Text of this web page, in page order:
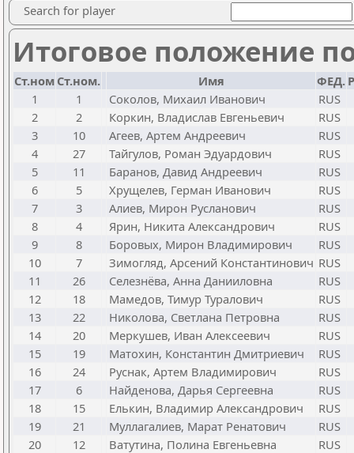
Search for player
Итоговое положение
Ст.ном Ст.ном. Имя ФЕД.
1
1 Соколов, Михаил Иванович RUS
2
2 Коркин, Владислав Евгеньевич RUS
3
10 Агеев, Артем Андреевич RUS
4
27 Тайгулов, Роман Эдуардович RUS
5
11 Баранов, Давид Андреевич RUS
6
5 Хрущелев, Герман Иванович RUS
7
3 Алиев, Мирон Русланович RUS
8
4 Ярин, Никита Александрович RUS
9
8 Боровых, Мирон Владимирович RUS
10
7 Зимогляд, Арсений Константинович RUS
11
26 Селезнёва, Анна Данииловна RUS
12
18 Мамедов, Тимур Туралович RUS
13
22 Николова, Светлана Петровна RUS
14
20 Меркушев, Иван Алексеевич RUS
15
19 Матохин, Константин Дмитриевич RUS
16
24 Руснак, Артем Владимирович RUS
17
6 Найденова, Дарья Сергеевна RUS
18
15 Елькин, Владимир Александрович RUS
19
21 Муллагалиев, Марат Ренатович RUS
20
12 Ватутина, Полина Евгеньевна RUS